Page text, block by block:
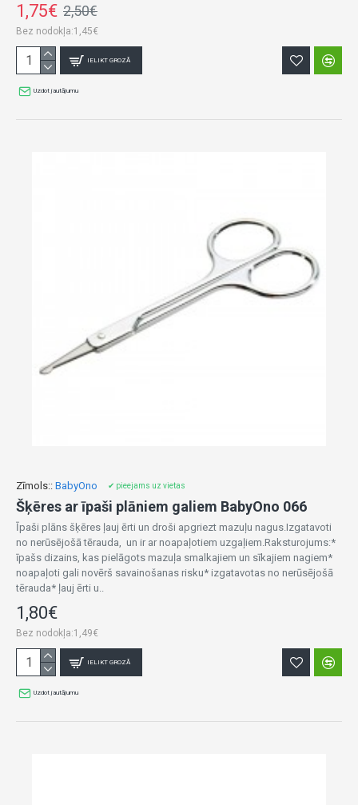
1,75€ 2,50€
Bez nodokļa:1,45€
IELIKT GROZĀ
Uzdot jautājumu
Zīmols:: BabyOno ✔ pieejams uz vietas
Šķēres ar īpaši plāniem galiem BabyOno 066
Īpaši plāns šķēres ļauj ērti un droši apgriezt mazuļu nagus.Izgatavoti
no nerūsējošā tērauda, un ir ar noapaļotiem uzgaļiem.Raksturojums:*
īpašs dizains, kas pielāgots mazuļa smalkajiem un sīkajiem nagiem*
noapaļoti gali novērš savainošanas risku* izgatavotas no nerūsējošā
tērauda* ļauj ērti u..
1,80€
Bez nodokļa:1,49€
IELIKT GROZĀ
Uzdot jautājumu